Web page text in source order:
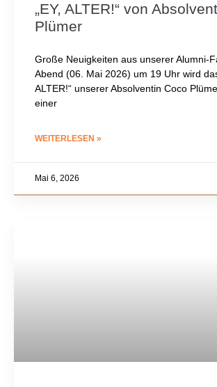
„EY, ALTER!“ von
Plümer
Große Neuigkeiten aus unserer Alumni-
Abend (06. Mai 2026) um 19 Uhr wird
ALTER!“ unserer Absolventin Coco
einer
WEITERLESEN »
Mai 6, 2026